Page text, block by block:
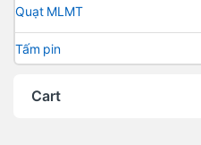
Quạt MLMT
Tấm pin
Cart